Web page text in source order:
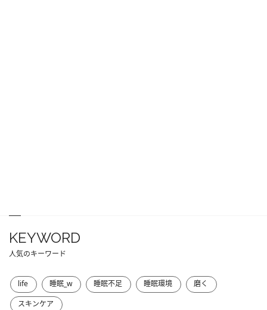
KEYWORD
人気のキーワード
life 睡眠_w 睡眠不足 睡眠環境
磨く
スキンケア